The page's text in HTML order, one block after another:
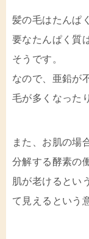
髪の毛はたんぱ
要なたんぱく質
そうです。
なので、亜鉛が
毛が多くなった
また、お肌の場
分解する酵素の
肌が老けるとい
て見えるという